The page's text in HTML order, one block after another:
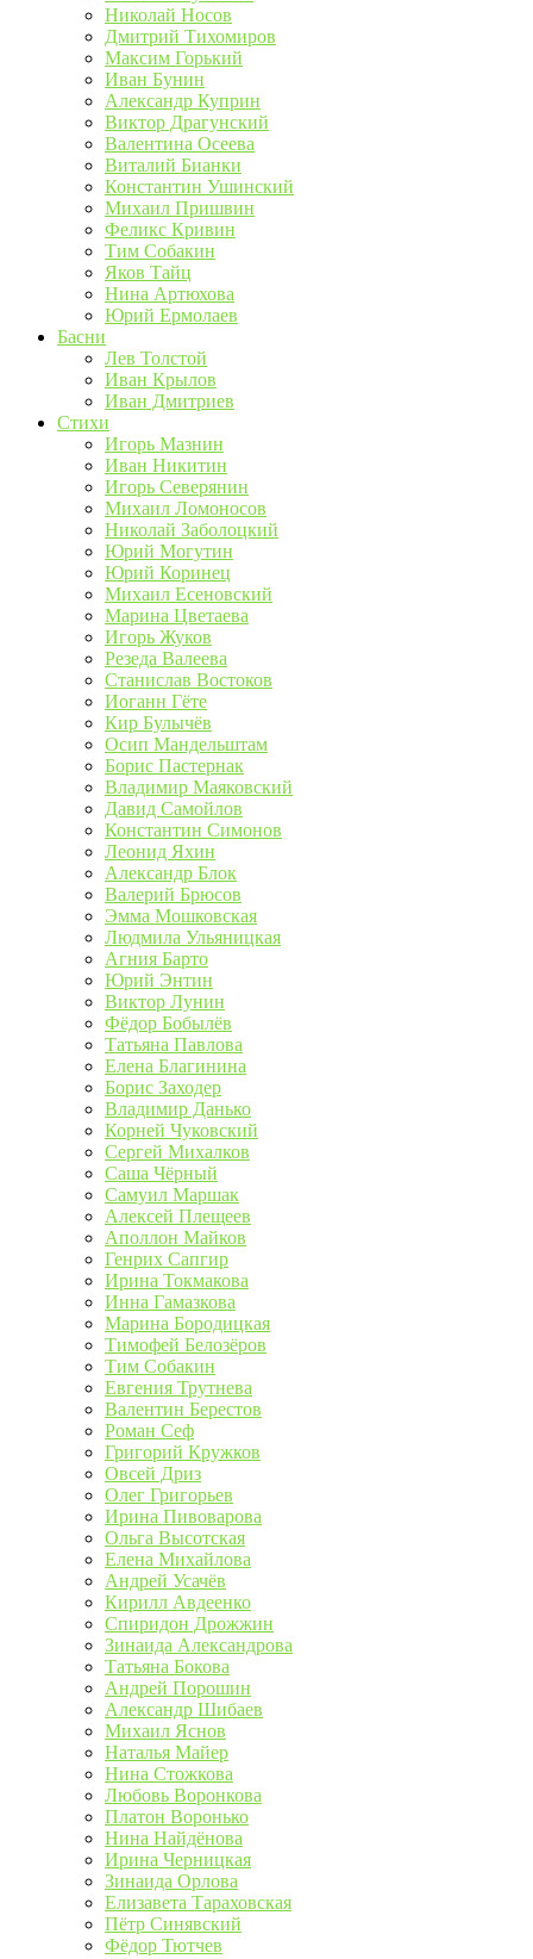
Николай Носов
Дмитрий Тихомиров
Максим Горький
Иван Бунин
Александр Куприн
Виктор Драгунский
Валентина Осеева
Виталий Бианки
Константин Ушинский
Михаил Пришвин
Феликс Кривин
Тим Собакин
Яков Тайц
Нина Артюхова
Юрий Ермолаев
Басни
Лев Толстой
Иван Крылов
Иван Дмитриев
Стихи
Игорь Мазнин
Иван Никитин
Игорь Северянин
Михаил Ломоносов
Николай Заболоцкий
Юрий Могутин
Юрий Коринец
Михаил Есеновский
Марина Цветаева
Игорь Жуков
Резеда Валеева
Станислав Востоков
Иоганн Гёте
Кир Булычёв
Осип Мандельштам
Борис Пастернак
Владимир Маяковский
Давид Самойлов
Константин Симонов
Леонид Яхин
Александр Блок
Валерий Брюсов
Эмма Мошковская
Людмила Ульяницкая
Агния Барто
Юрий Энтин
Виктор Лунин
Фёдор Бобылёв
Татьяна Павлова
Елена Благинина
Борис Заходер
Владимир Данько
Корней Чуковский
Сергей Михалков
Саша Чёрный
Самуил Маршак
Алексей Плещеев
Аполлон Майков
Генрих Сапгир
Ирина Токмакова
Инна Гамазкова
Марина Бородицкая
Тимофей Белозёров
Тим Собакин
Евгения Трутнева
Валентин Берестов
Роман Сеф
Григорий Кружков
Овсей Дриз
Олег Григорьев
Ирина Пивоварова
Ольга Высотская
Елена Михайлова
Андрей Усачёв
Кирилл Авдеенко
Спиридон Дрожжин
Зинаида Александрова
Татьяна Бокова
Андрей Порошин
Александр Шибаев
Михаил Яснов
Наталья Майер
Нина Стожкова
Любовь Воронкова
Платон Воронько
Нина Найдёнова
Ирина Черницкая
Зинаида Орлова
Елизавета Тараховская
Пётр Синявский
Фёдор Тютчев